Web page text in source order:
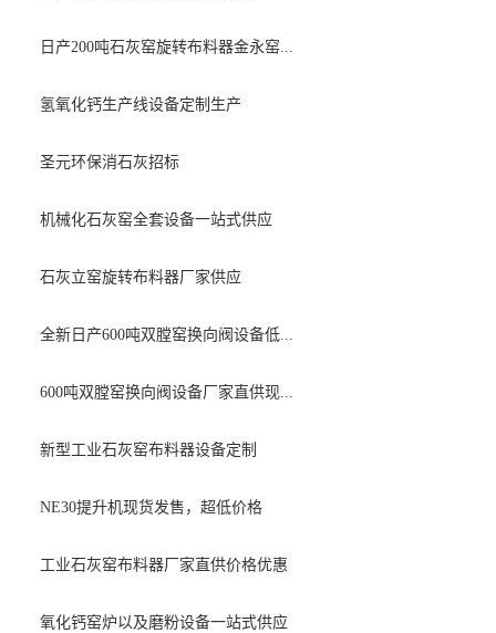
日产200吨石灰窑旋转布料器金永窑...
氢氧化钙生产线设备定制生产
圣元环保消石灰招标
机械化石灰窑全套设备一站式供应
石灰立窑旋转布料器厂家供应
全新日产600吨双膛窑换向阀设备低...
600吨双膛窑换向阀设备厂家直供现...
新型工业石灰窑布料器设备定制
NE30提升机现货发售，超低价格
工业石灰窑布料器厂家直供价格优惠
氧化钙窑炉以及磨粉设备一站式供应